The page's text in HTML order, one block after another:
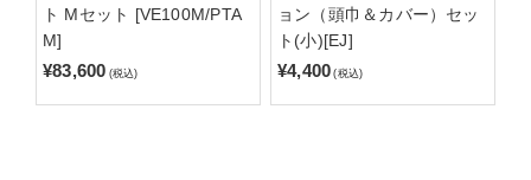
ト Mセット [VE100M/PTA
M]
¥83,600 (税込)
ョン（頭巾＆カバー）セッ
ト(小)[EJ]
¥4,400 (税込)